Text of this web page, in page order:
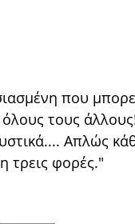
που
όλους τους
Απλώς
τρεις φορές."